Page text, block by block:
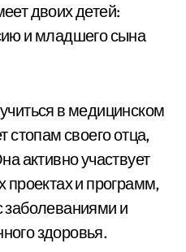
двоих детей:
и младшего сына
в медицинском
стопам своего отца,
активно участвует
проектах и программ,
и
здоровья.